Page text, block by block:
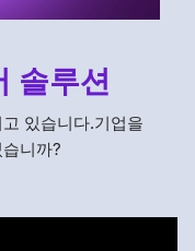
솔루션
있습니다.기업을
니까?